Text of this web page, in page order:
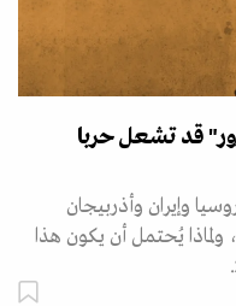
قد تشعل حربا
وإيران وأذربيجان
ولماذا يُحتمل أن يكون هذا